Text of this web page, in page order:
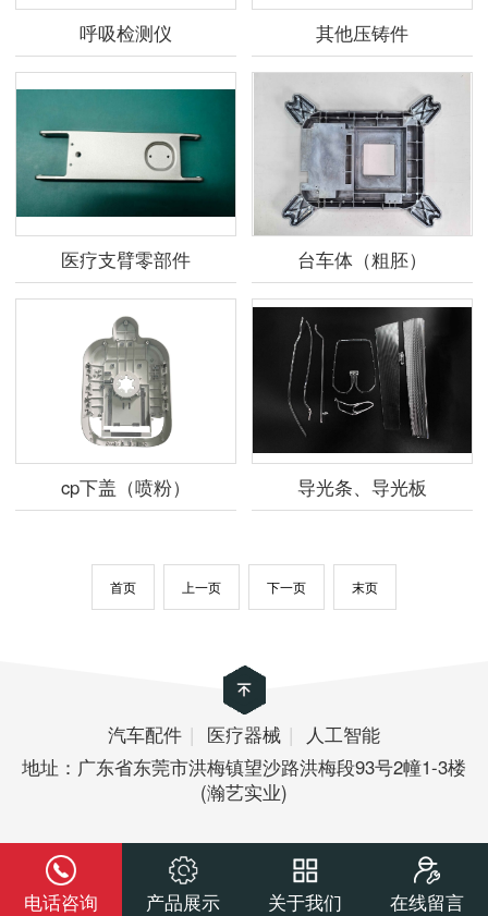
呼吸检测仪 其他压铸件
医疗支臂零部件 台车体（粗胚）
cp下盖（喷粉） 导光条、导光板
首页 上一页 下一页 末页
汽车配件 | 医疗器械 |
人工智能
地址：广东省东莞市洪梅镇望沙路洪梅段93号2幢1-3楼
(瀚艺实业)
电话咨询 产品展示 关于我们 在线留言